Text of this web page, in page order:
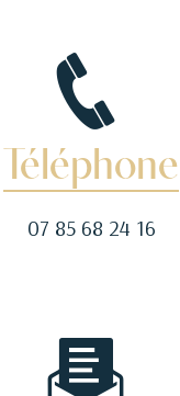
Téléphone
07 85 68 24 16